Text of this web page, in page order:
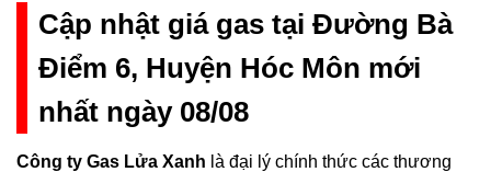
Cập nhật giá gas tại Đường Bà
Điểm 6, Huyện Hóc Môn mới
nhất ngày 08/08
Công ty Gas Lửa Xanh là đại lý chính thức các thương